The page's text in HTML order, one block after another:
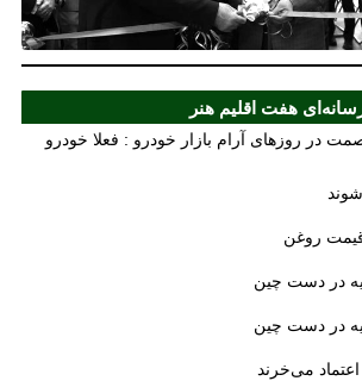
هفت اقلیم هنر
در روزهای آرام بازار خودرو : فعلا خودرو
در دست چین
در دست چین
می‌خرند